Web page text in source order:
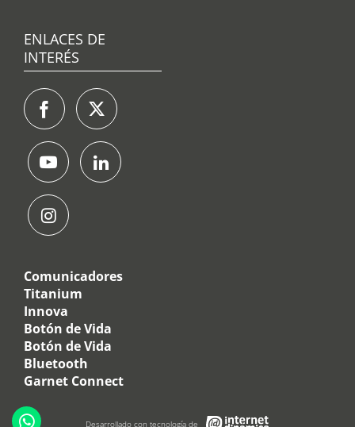
ENLACES DE
INTERÉS
Comunicadores
Titanium
Innova
Botón de Vida
Botón de Vida
Bluetooth
Garnet Connect